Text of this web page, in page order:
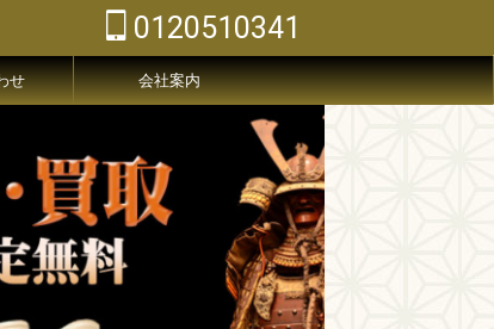
0120510341
せ 会社案内